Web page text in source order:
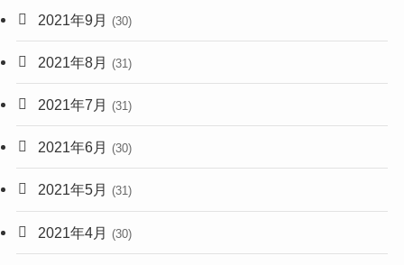
2021年9月 (30)
2021年8月 (31)
2021年7月 (31)
2021年6月 (30)
2021年5月 (31)
2021年4月 (30)